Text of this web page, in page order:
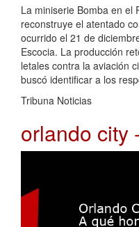
La miniserie Bomba en el
reconstruye el atentado
ocurrido el 21 de
Escocia. La producción
letales contra la aviación
buscó identificar a los
Tribuna Noticias
orlando city